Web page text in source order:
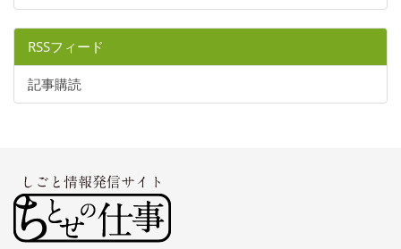
RSSフィード
記事購読